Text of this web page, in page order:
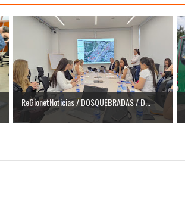
ReGionetNoticias / DOSQUEBRADAS / D...